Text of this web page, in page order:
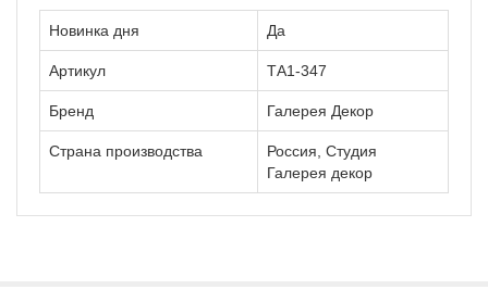
Новинка дня Да
Артикул ТА1-347
Бренд Галерея Декор
Страна производства
Россия, Студия
Галерея декор